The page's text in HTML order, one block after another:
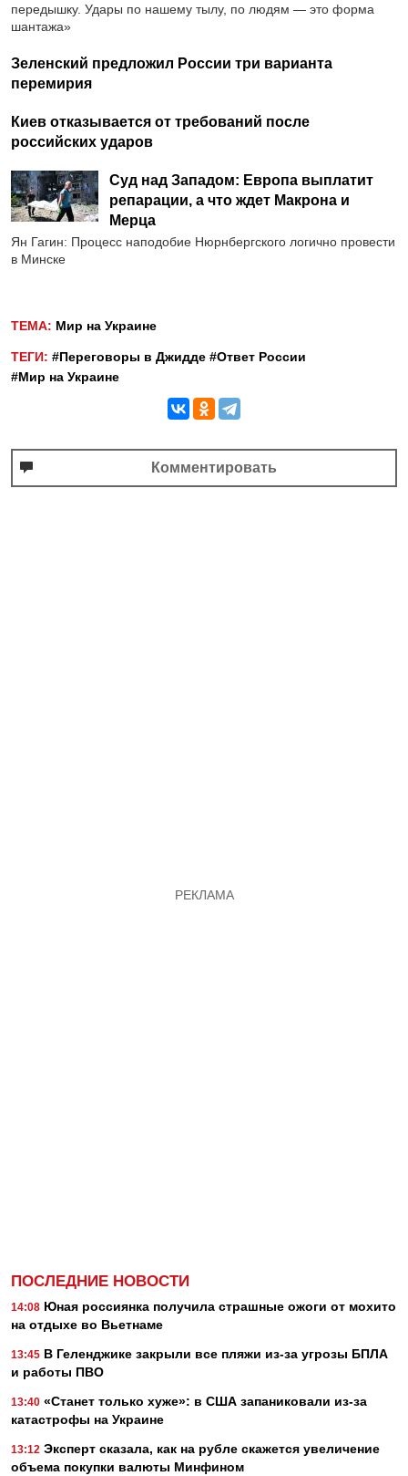
передышку. Удары по нашему тылу, по людям — это форма
шантажа»
Зеленский предложил России три варианта
перемирия
Киев отказывается от требований после
российских ударов
Суд над Западом: Европа выплатит
репарации, а что ждет Макрона и
Мерца
Ян Гагин: Процесс наподобие Нюрнбергского логично провести
в Минске
ТЕМА: Мир на Украине
ТЕГИ: #Переговоры в Джидде #Ответ России
#Мир на Украине
Комментировать
ПОСЛЕДНИЕ НОВОСТИ
14:08 Юная россиянка получила страшные ожоги от мохито
на отдыхе во Вьетнаме
13:45 В Геленджике закрыли все пляжи из-за угрозы БПЛА
и работы ПВО
13:40 «Станет только хуже»: в США запаниковали из-за
катастрофы на Украине
13:12 Эксперт сказала, как на рубле скажется увеличение
объема покупки валюты Минфином